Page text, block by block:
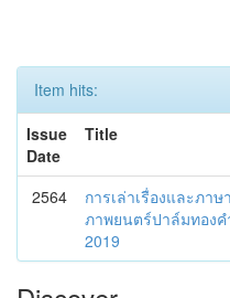
Item hits:
Issue
Date
Title
2564
การเล่าเรื่องและภา
ภาพยนตร์ปาล์มทอง
2019